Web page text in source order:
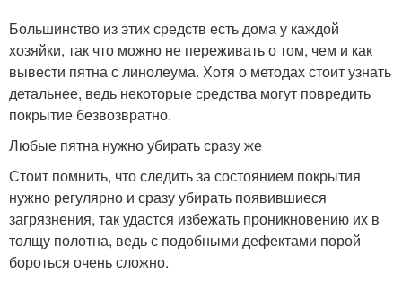
Большинство из этих средств есть дома у каждой
хозяйки, так что можно не переживать о том, чем и как
вывести пятна с линолеума. Хотя о методах стоит узнать
детальнее, ведь некоторые средства могут повредить
покрытие безвозвратно.
Любые пятна нужно убирать сразу же
Стоит помнить, что следить за состоянием покрытия
нужно регулярно и сразу убирать появившиеся
загрязнения, так удастся избежать проникновению их в
толщу полотна, ведь с подобными дефектами порой
бороться очень сложно.